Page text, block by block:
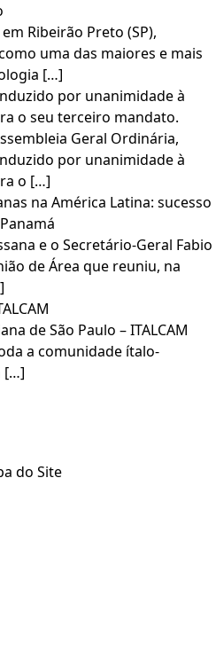
Ribeirão Preto (SP),
uma das maiores e mais
[…]
por unanimidade à
o seu terceiro mandato.
Geral Ordinária,
por unanimidade à
o […]
na América Latina: sucesso
e o Secretário-Geral Fabio
de Área que reuniu, na
de São Paulo – ITALCAM
a comunidade ítalo-
[…]
do Site